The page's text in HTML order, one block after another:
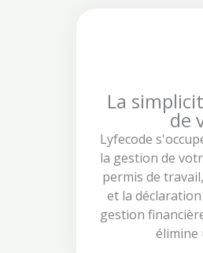
La
de
Lyfecode
la gestion de
permis de
et la
gestion
élimine